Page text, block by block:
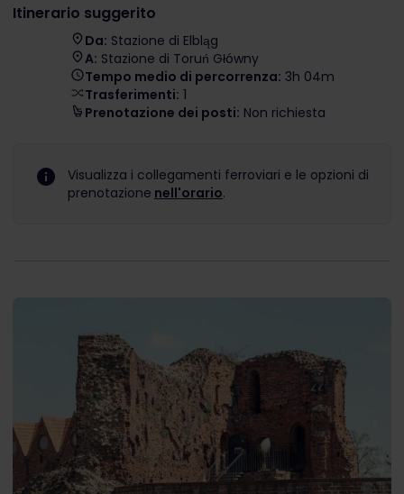
Itinerario suggerito
Da: Stazione di Elbląg
A: Stazione di Toruń Główny
Tempo medio di percorrenza: 3h 04m
Trasferimenti: 1
Prenotazione dei posti: Non richiesta
Visualizza i collegamenti ferroviari e le opzioni di
prenotazione nell'orario.